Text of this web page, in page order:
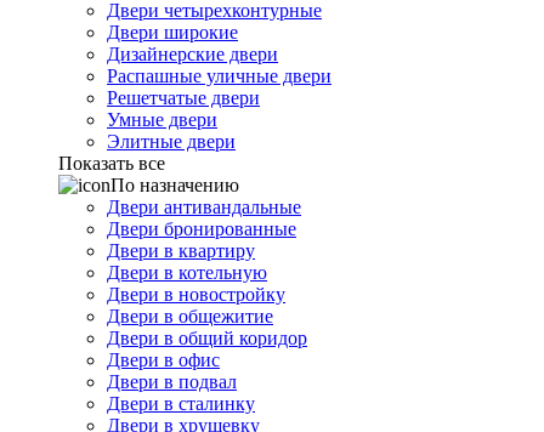
Двери четырехконтурные
Двери широкие
Дизайнерские двери
Распашные уличные двери
Решетчатые двери
Умные двери
Элитные двери
Показать все
По назначению
Двери антивандальные
Двери бронированные
Двери в квартиру
Двери в котельную
Двери в новостройку
Двери в общежитие
Двери в общий коридор
Двери в офис
Двери в подвал
Двери в сталинку
Двери в хрущевку